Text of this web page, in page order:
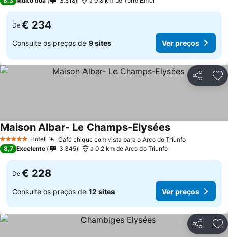
De € 234
Consulte os preços de 9 sites Ver preços
Partilhar
5 Estrelas Hotel Café chique com vista para o Arco do Triunfo
Maison Albar- Le Champs-Elysées
8,7 Excelente 3.345 a 0.2 km de Arco do Triunfo
De € 228
Consulte os preços de 12 sites Ver preços
Partilhar